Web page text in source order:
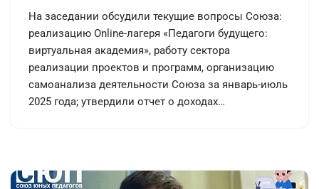
На заседании обсудили текущие вопросы Союза:
реализацию Online-лагеря «Педагоги будущего:
виртуальная академия», работу сектора
реализации проектов и программ, организацию
самоанализа деятельности Союза за январь-июль
2025 года; утвердили отчет о доходах…